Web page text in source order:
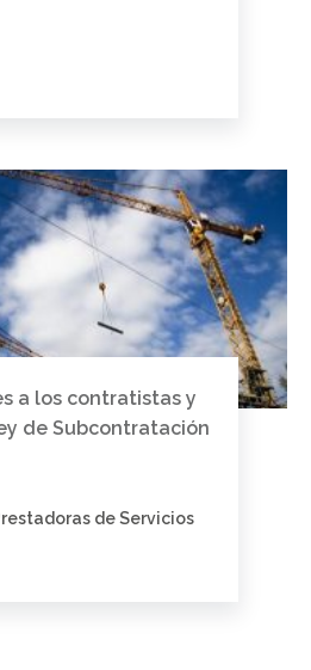
a los contratistas y
de Subcontratación
de Servicios